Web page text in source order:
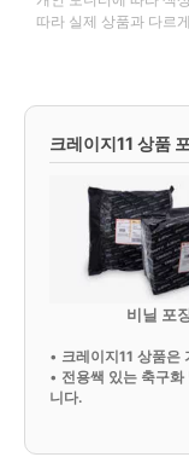
따라 실제 상품과 다르
크레이지11 상품
비닐 포
• 크레이지11 상품은
• 전용쌕 있는 축구
니다.